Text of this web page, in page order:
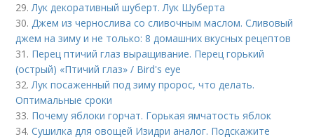
29.Лук декоративный шуберт. Лук Шуберта
30.Джем из чернослива со сливочным маслом. Сливовый
джем на зиму и не только: 8 домашних вкусных рецептов
31. Перец птичий глаз выращивание. Перец горький
(острый) «Птичий глаз» / Bird's eye
32.Лук посаженный под зиму пророс, что делать.
Оптимальные сроки
33. Почему яблоки горчат. Горькая ямчатость яблок
34.Сушилка для овощей Изидри аналог. Подскажите